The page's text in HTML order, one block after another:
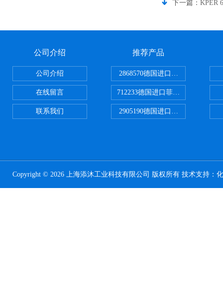
下一篇： KPER
公司介绍
公司介绍
在线留言
联系我们
推荐产品
2868570德国进口菲尼克斯电源
712233德国进口菲尼克斯断路器
2905190德国进口菲尼克斯继电器
Copyright © 2026 上海添沐工业科技有限公司 版权所有 技术支持：